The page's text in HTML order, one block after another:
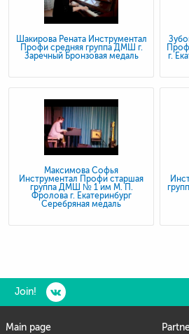
Шакирова Рената Инструментал
Профи средняя группа ДМШ г.
Заречный Бронзовая медаль
г.
Максимова Софья
Инструментал Профи старшая
группа ДМШ № 1 им М. П.
Фролова г. Екатеринбург
Серебряная медаль
Join!
Main page